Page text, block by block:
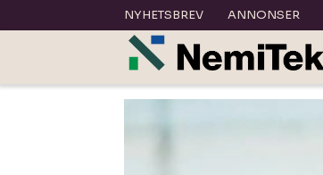
NYHETSBREV ANNONSER